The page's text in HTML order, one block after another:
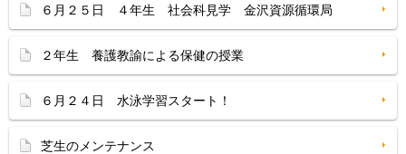
６月２５日 ４年生 社会科見学 金沢資源循環局
２年生 養護教諭による保健の授業
６月２４日 水泳学習スタート！
芝生のメンテナンス